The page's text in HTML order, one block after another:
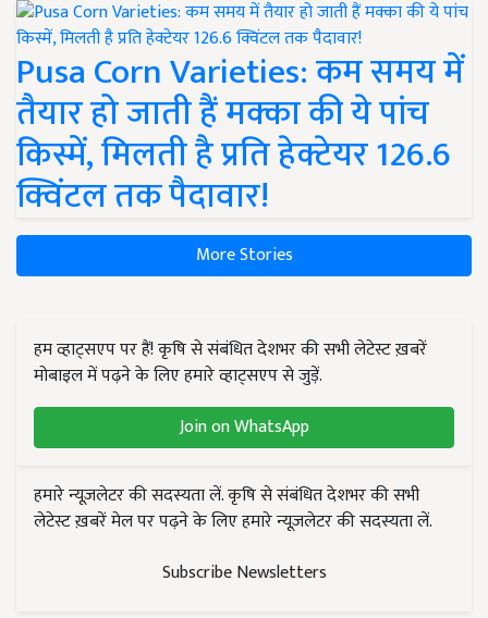
Pusa Corn Varieties: कम समय में
तैयार हो जाती हैं मक्का की ये पांच
किस्में, मिलती है प्रति हेक्टेयर 126.6
क्विंटल तक पैदावार!
More Stories
हम व्हाट्सएप पर हैं! कृषि से संबंधित देशभर की सभी लेटेस्ट ख़बरें
मोबाइल में पढ़ने के लिए हमारे व्हाट्सएप से जुड़ें.
Join on WhatsApp
हमारे न्यूज़लेटर की सदस्यता लें. कृषि से संबंधित देशभर की सभी
लेटेस्ट ख़बरें मेल पर पढ़ने के लिए हमारे न्यूज़लेटर की सदस्यता लें.
Subscribe Newsletters